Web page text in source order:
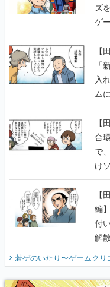
ズ
ゲ
【
【
「
入
ム
の
【
合
で
け
に
【
編
付
解
『
り
若ゲのいたり〜ゲームクリ